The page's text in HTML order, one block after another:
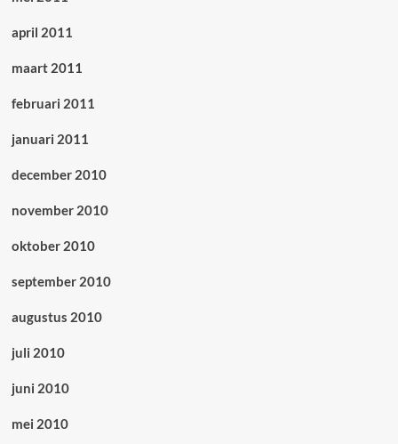
april 2011
maart 2011
februari 2011
januari 2011
december 2010
november 2010
oktober 2010
september 2010
augustus 2010
juli 2010
juni 2010
mei 2010